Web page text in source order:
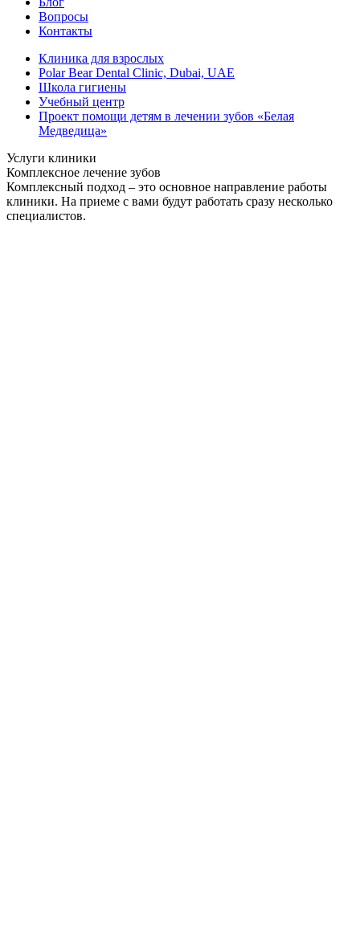
Вопросы
Контакты
Клиника для взрослых
Polar Bear Dental Clinic, Dubai, UAE
Школа гигиены
Учебный центр
Проект помощи детям в лечении зубов «Белая
Медведица»
Услуги клиники
Комплексное лечение зубов
Комплексный подход – это основное направление работы
клиники. На приеме с вами будут работать сразу несколько
специалистов.